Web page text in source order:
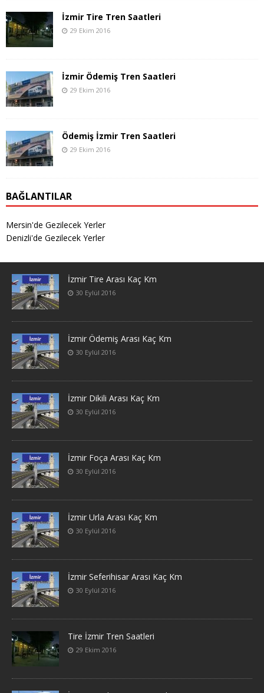
İzmir Tire Tren Saatleri
29 Ekim 2016
İzmir Ödemiş Tren Saatleri
29 Ekim 2016
Ödemiş İzmir Tren Saatleri
29 Ekim 2016
BAĞLANTILAR
Mersin'de Gezilecek Yerler
Denizli'de Gezilecek Yerler
İzmir Tire Arası Kaç Km
30 Eylül 2016
İzmir Ödemiş Arası Kaç Km
30 Eylül 2016
İzmir Dikili Arası Kaç Km
30 Eylül 2016
İzmir Foça Arası Kaç Km
30 Eylül 2016
İzmir Urla Arası Kaç Km
30 Eylül 2016
İzmir Seferihisar Arası Kaç Km
30 Eylül 2016
Tire İzmir Tren Saatleri
29 Ekim 2016